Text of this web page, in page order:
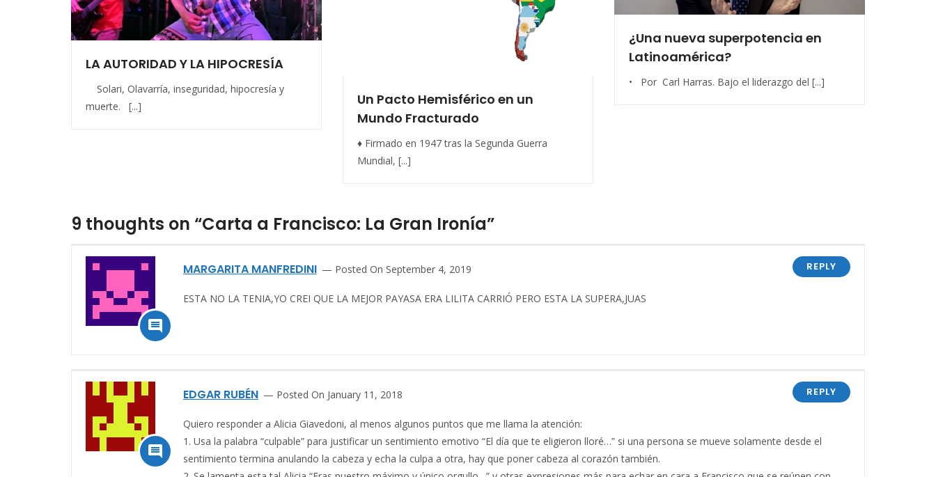
LA AUTORIDAD Y LA HIPOCRESÍA
Solari, Olavarría, inseguridad, hipocresía y
muerte. [...]
Un Pacto Hemisférico en un
Mundo Fracturado
♦ Firmado en 1947 tras la Segunda Guerra
Mundial, [...]
¿Una nueva superpotencia en
Latinoamérica?
• Por Carl Harras. Bajo el liderazgo del [...]
9 thoughts on “Carta a Francisco: La Gran Ironía”

MARGARITA MANFREDINI Posted On September 4, 2019 REPLY
ESTA NO LA TENIA,YO CREI QUE LA MEJOR PAYASA ERA LILITA CARRIÓ PERO ESTA LA SUPERA,JUAS

EDGAR RUBÉN Posted On January 11, 2018 REPLY
Quiero responder a Alicia Giavedoni, al menos algunos puntos que me llama la atención:
1. Usa la palabra “culpable” para justificar un sentimiento emotivo “El día que te eligieron lloré…” si una persona se mueve solamente desde el
sentimiento termina anulando la cabeza y echa la culpa a otra, hay que poner cabeza al corazón también.